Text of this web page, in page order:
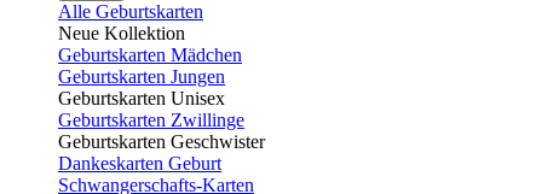
Alle Geburtskarten
Neue Kollektion
Geburtskarten Mädchen
Geburtskarten Jungen
Geburtskarten Unisex
Geburtskarten Zwillinge
Geburtskarten Geschwister
Dankeskarten Geburt
Schwangerschafts-Karten